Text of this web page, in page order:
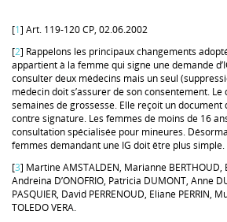
[1] Art. 119-120 CP, 02.06.2002
[2] Rappelons les principaux changements
appartient à la femme qui signe une demande
consulter deux médecins mais un seul
médecin doit s’assurer de son consentement. Le
semaines de grossesse. Elle reçoit un document
contre signature. Les femmes de moins de 16
consultation spécialisée pour mineures.
femmes demandant une IG doit être plus simple.
[3] Martine AMSTALDEN, Marianne BERTHOUD,
Andreina D’ONOFRIO, Patricia DUMONT, Anne
PASQUIER, David PERRENOUD, Eliane PERRIN,
TOLEDO VERA.